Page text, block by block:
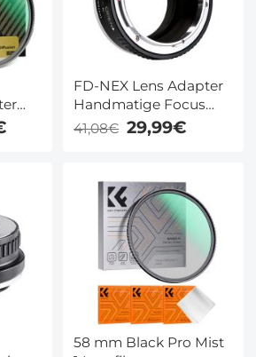
FD-NEX Lens Adapter
Handmatige Focus
Compatibele Canon
41,08€ 29,99€
58 mm Black Pro Mist